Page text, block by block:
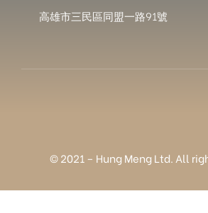
高雄市三民區同盟一路91號
© 2021 – Hung Meng Ltd. All